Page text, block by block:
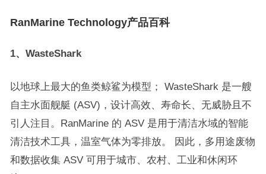
RanMarine Technology产品百科
1、WasteShark
以地球上最大的鱼类鲸鲨为模型； WasteShark 是一艘
自主水面舰艇 (ASV)，设计高效、寿命长、无威胁且不
引人注目。RanMarine 的 ASV 是用于清洁水域的智能
清洁技术工具，温室气体为零排放。 因此，多用途废物
和数据收集 ASV 可用于城市、农村、工业和休闲环